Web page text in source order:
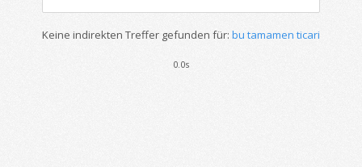
Keine indirekten Treffer gefunden für: bu tamamen ticari
0.0s